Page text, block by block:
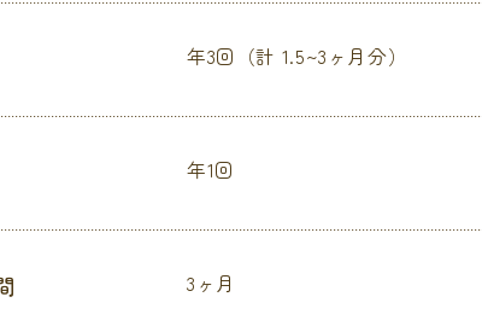
年3回（計 1.5~3ヶ月分）
年1回
3ヶ月